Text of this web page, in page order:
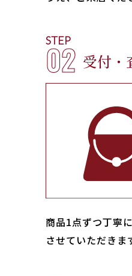
STEP
02 受付・
商品1点ずつ丁寧
させていただきま